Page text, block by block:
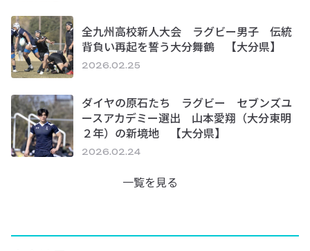
全九州高校新人大会 ラグビー男子 伝統
背負い再起を誓う大分舞鶴 【大分県】
2026.02.25
ダイヤの原石たち ラグビー セブンズユ
ースアカデミー選出 山本愛翔（大分東明
２年）の新境地 【大分県】
2026.02.24
一覧を見る